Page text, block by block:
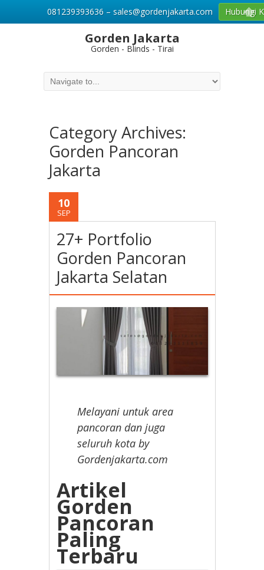
Gorden Jakarta
Gorden - Blinds - Tirai
Category Archives:
Gorden Pancoran
Jakarta
10
SEP
27+ Portfolio
Gorden Pancoran
Jakarta Selatan
Melayani untuk area
pancoran dan juga
seluruh kota by
Gordenjakarta.com
Artikel
Gorden
Pancoran
Paling
Terbaru
081239393636 – sales@gordenjakarta.com Hubungi